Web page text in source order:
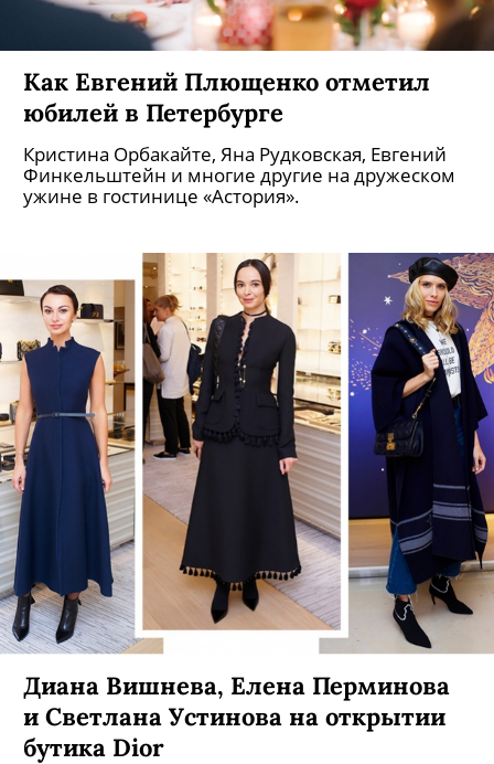
Как Евгений Плющенко отметил
юбилей в Петербурге
Кристина Орбакайте, Яна Рудковская, Евгений
Финкельштейн и многие другие на дружеском
ужине в гостинице «Астория».
Диана Вишнева, Елена Перминова
и Светлана Устинова на открытии
бутика Dior